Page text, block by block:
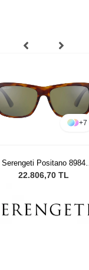
+7
Serengeti Positano 8984
Erkek Güneş Gözlüğü
22.806,70 TL